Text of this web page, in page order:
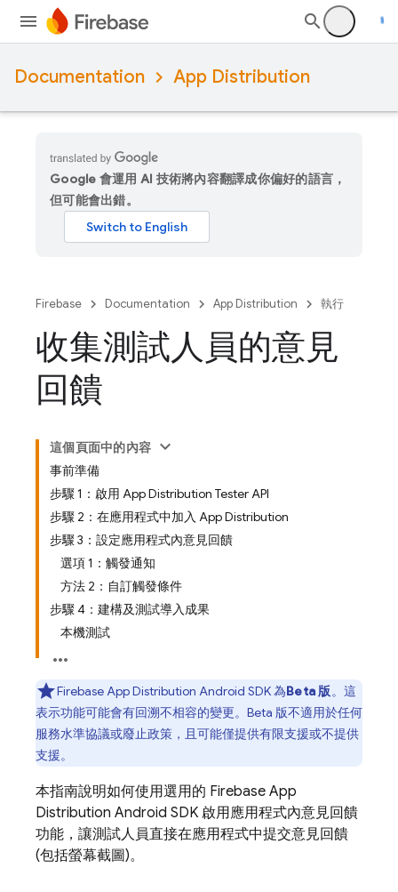
Documentation App Distribution
Google 會運用 AI 技術將內容翻譯成你偏好的語言，
但可能會出錯。
Firebase Documentation App Distribution 執行
收集測試人員的意見
回饋
這個頁面中的內容
事前準備
步驟 1：啟用 App Distribution Tester API
步驟 2：在應用程式中加入 App Distribution
步驟 3：設定應用程式內意見回饋
選項 1：觸發通知
方法 2：自訂觸發條件
步驟 4：建構及測試導入成果
本機測試
Firebase App Distribution Android SDK 為Beta 版。這
表示功能可能會有回溯不相容的變更。Beta 版不適用於任何
服務水準協議或廢止政策，且可能僅提供有限支援或不提供
支援。
本指南說明如何使用選用的 Firebase App
Distribution Android SDK 啟用應用程式內意見回饋
功能，讓測試人員直接在應用程式中提交意見回饋
(包括螢幕截圖)。